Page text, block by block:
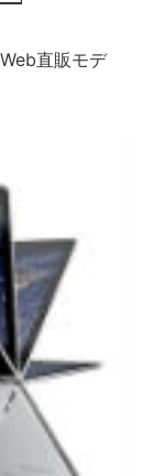
直販モデ